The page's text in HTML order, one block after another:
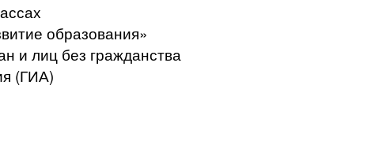
образования»
и лиц без гражданства
(ГИА)